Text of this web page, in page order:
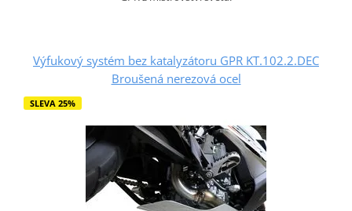
Výfukový systém bez katalyzátoru GPR KT.102.2.DEC
Broušená nerezová ocel
SLEVA 25%